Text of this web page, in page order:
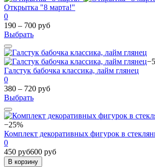
Открытка "8 марта!"
0
190 – 700 руб
Выбрать
Галстук бабочка классика, лайм глянец
0
380 – 720 руб
Выбрать
−25%
Комплект декоративных фигурок в
0
450 руб600 руб
В корзину